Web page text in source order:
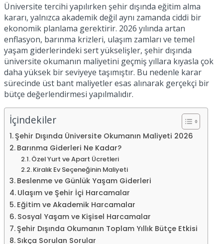
Üniversite tercihi yapılırken şehir dışında eğitim alma
kararı, yalnızca akademik değil aynı zamanda ciddi bir
ekonomik planlama gerektirir. 2026 yılında artan
enflasyon, barınma krizleri, ulaşım zamları ve temel
yaşam giderlerindeki sert yükselişler, şehir dışında
üniversite okumanın maliyetini geçmiş yıllara kıyasla çok
daha yüksek bir seviyeye taşımıştır. Bu nedenle karar
sürecinde üst bant maliyetler esas alınarak gerçekçi bir
bütçe değerlendirmesi yapılmalıdır.
İçindekiler
Şehir Dışında Üniversite Okumanın Maliyeti 2026
Barınma Giderleri Ne Kadar?
Özel Yurt ve Apart Ücretleri
Kiralık Ev Seçeneğinin Maliyeti
Beslenme ve Günlük Yaşam Giderleri
Ulaşım ve Şehir İçi Harcamalar
Eğitim ve Akademik Harcamalar
Sosyal Yaşam ve Kişisel Harcamalar
Şehir Dışında Okumanın Toplam Yıllık Bütçe Etkisi
Sıkça Sorulan Sorular